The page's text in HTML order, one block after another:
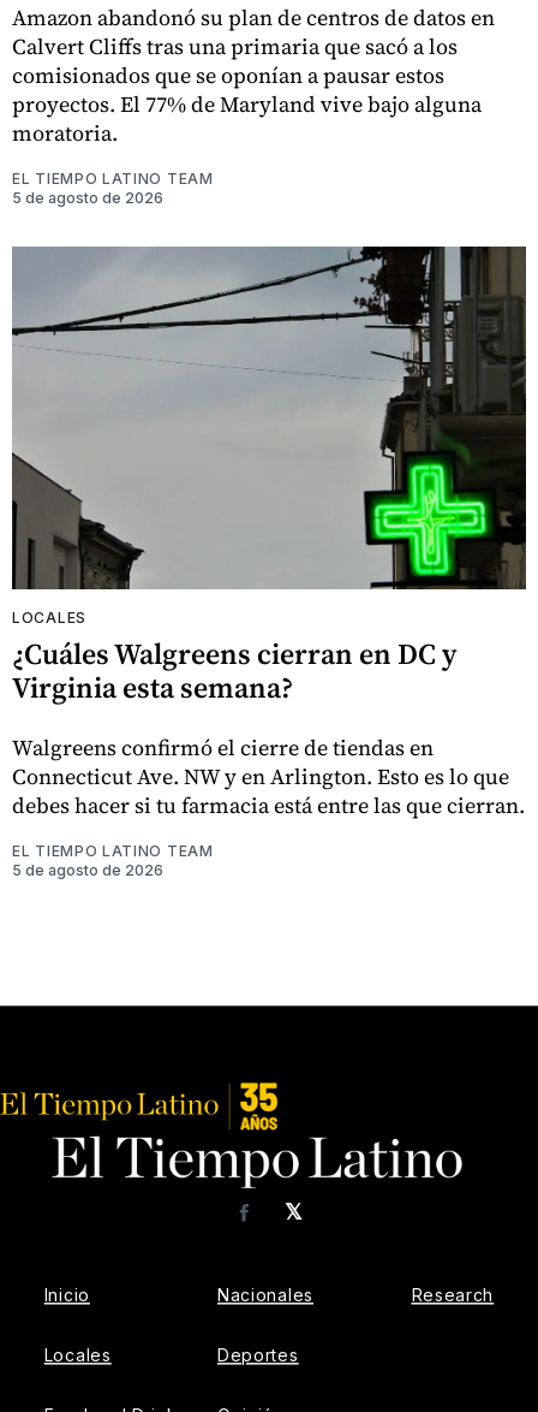
Amazon abandonó su plan de centros de datos en
Calvert Cliffs tras una primaria que sacó a los
comisionados que se oponían a pausar estos
proyectos. El 77% de Maryland vive bajo alguna
moratoria.
EL TIEMPO LATINO TEAM
5 de agosto de 2026
LOCALES
¿Cuáles Walgreens cierran en DC y
Virginia esta semana?
Walgreens confirmó el cierre de tiendas en
Connecticut Ave. NW y en Arlington. Esto es lo que
debes hacer si tu farmacia está entre las que cierran.
EL TIEMPO LATINO TEAM
5 de agosto de 2026
𝕏
Facebook
Inicio
Locales
Nacionales
Deportes
Research